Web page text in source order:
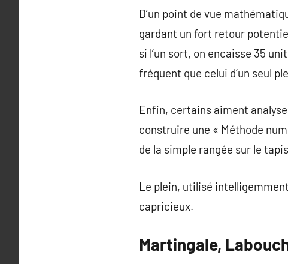
D’un point de vue
gardant un fort retour
si l’un sort, on encaisse 35
fréquent que celui d’un seul
Enfin, certains aiment
construire une « Méthode
de la simple rangée sur le
Le plein, utilisé
capricieux.
Martingale,